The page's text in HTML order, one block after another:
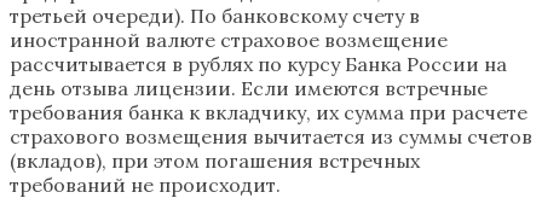
третьей очереди). По банковскому счету в
иностранной валюте страховое возмещение
рассчитывается в рублях по курсу Банка России на
день отзыва лицензии. Если имеются встречные
требования банка к вкладчику, их сумма при расчете
страхового возмещения вычитается из суммы счетов
(вкладов), при этом погашения встречных
требований не происходит.